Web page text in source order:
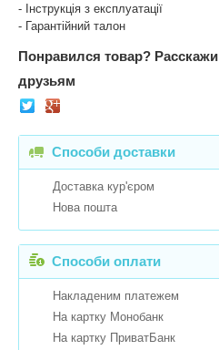
- Інструкція з експлуатації
- Гарантійний талон
Понравился товар? Расскажи
друзьям
Способи доставки
Доставка кур'єром
Нова пошта
Способи оплати
Накладеним платежем
На картку Монобанк
На картку ПриватБанк